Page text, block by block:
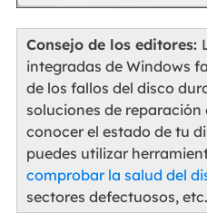
Consejo de los editores:
integradas de Windows
de los fallos del disco
soluciones de reparación
conocer el estado de tu
puedes utilizar
comprobar la salud del
sectores defectuosos, etc.